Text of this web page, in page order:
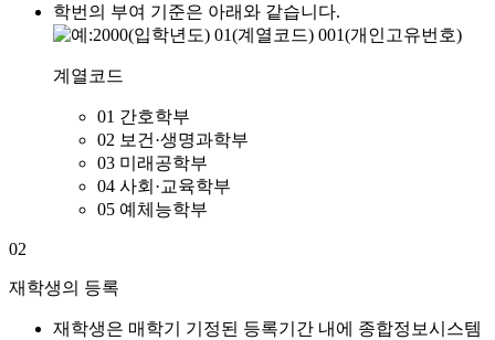
학번의 부여 기준은 아래와 같습니다.
계열코드
01 간호학부
02 보건·생명과학부
03 미래공학부
04 사회·교육학부
05 예체능학부
02
재학생의 등록
재학생은 매학기 기정된 등록기간 내에 종합정보시스템